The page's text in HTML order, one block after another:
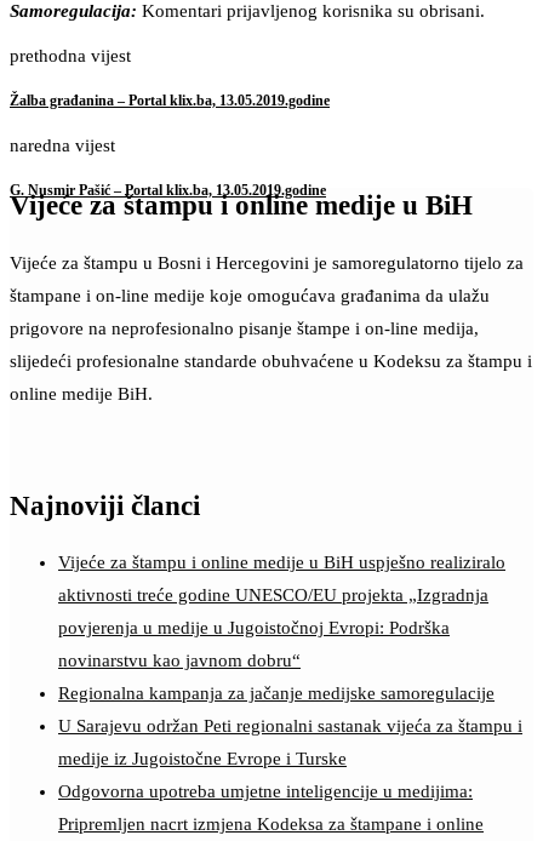
Samoregulacija: Komentari prijavljenog korisnika su obrisani.
prethodna vijest
Žalba građanina – Portal klix.ba, 13.05.2019.godine
naredna vijest
G. Nusmir Pašić – Portal klix.ba, 13.05.2019.godine
Vijeće za štampu i online medije u BiH
Vijeće za štampu u Bosni i Hercegovini je samoregulatorno tijelo za
štampane i on-line medije koje omogućava građanima da ulažu
prigovore na neprofesionalno pisanje štampe i on-line medija,
slijedeći profesionalne standarde obuhvaćene u Kodeksu za štampu i
online medije BiH.
Najnoviji članci
Vijeće za štampu i online medije u BiH uspješno realiziralo
aktivnosti treće godine UNESCO/EU projekta „Izgradnja
povjerenja u medije u Jugoistočnoj Evropi: Podrška
novinarstvu kao javnom dobru“
Regionalna kampanja za jačanje medijske samoregulacije
U Sarajevu održan Peti regionalni sastanak vijeća za štampu i
medije iz Jugoistočne Evrope i Turske
Odgovorna upotreba umjetne inteligencije u medijima:
Pripremljen nacrt izmjena Kodeksa za štampane i online